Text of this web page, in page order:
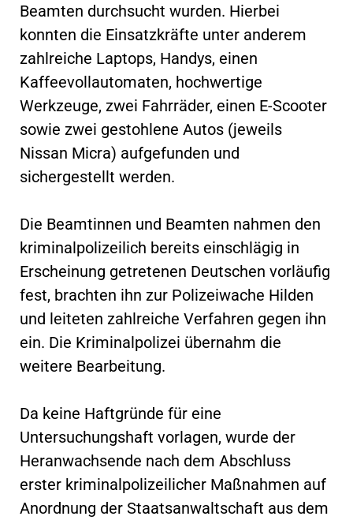
Beamten durchsucht wurden. Hierbei
konnten die Einsatzkräfte unter anderem
zahlreiche Laptops, Handys, einen
Kaffeevollautomaten, hochwertige
Werkzeuge, zwei Fahrräder, einen E-Scooter
sowie zwei gestohlene Autos (jeweils
Nissan Micra) aufgefunden und
sichergestellt werden.
Die Beamtinnen und Beamten nahmen den
kriminalpolizeilich bereits einschlägig in
Erscheinung getretenen Deutschen vorläufig
fest, brachten ihn zur Polizeiwache Hilden
und leiteten zahlreiche Verfahren gegen ihn
ein. Die Kriminalpolizei übernahm die
weitere Bearbeitung.
Da keine Haftgründe für eine
Untersuchungshaft vorlagen, wurde der
Heranwachsende nach dem Abschluss
erster kriminalpolizeilicher Maßnahmen auf
Anordnung der Staatsanwaltschaft aus dem